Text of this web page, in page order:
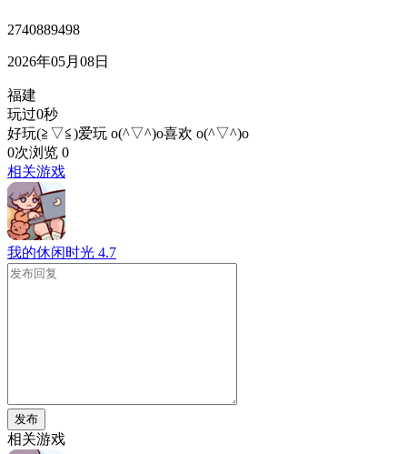
2740889498
2026年05月08日
福建
玩过0秒
好玩(≧▽≦)爱玩 o(^▽^)o喜欢 o(^▽^)o
0次浏览 0
相关游戏
我的休闲时光 4.7
发布
相关游戏